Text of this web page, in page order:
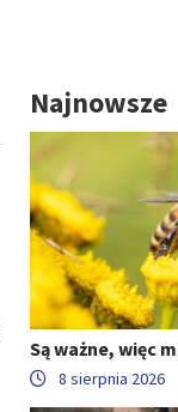
Najnowsze
Są ważne, więc
8 sierpnia 2026